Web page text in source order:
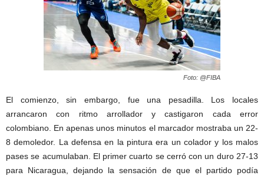
Foto: @FIBA
El comienzo, sin embargo, fue una pesadilla. Los locales
arrancaron con ritmo arrollador y castigaron cada error
colombiano. En apenas unos minutos el marcador mostraba un 22-
8 demoledor. La defensa en la pintura era un colador y los malos
pases se acumulaban. El primer cuarto se cerró con un duro 27-13
para Nicaragua, dejando la sensación de que el partido podía